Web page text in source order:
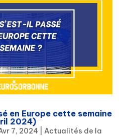
en Europe cette semaine
2024)
7, 2024| Actualités de la